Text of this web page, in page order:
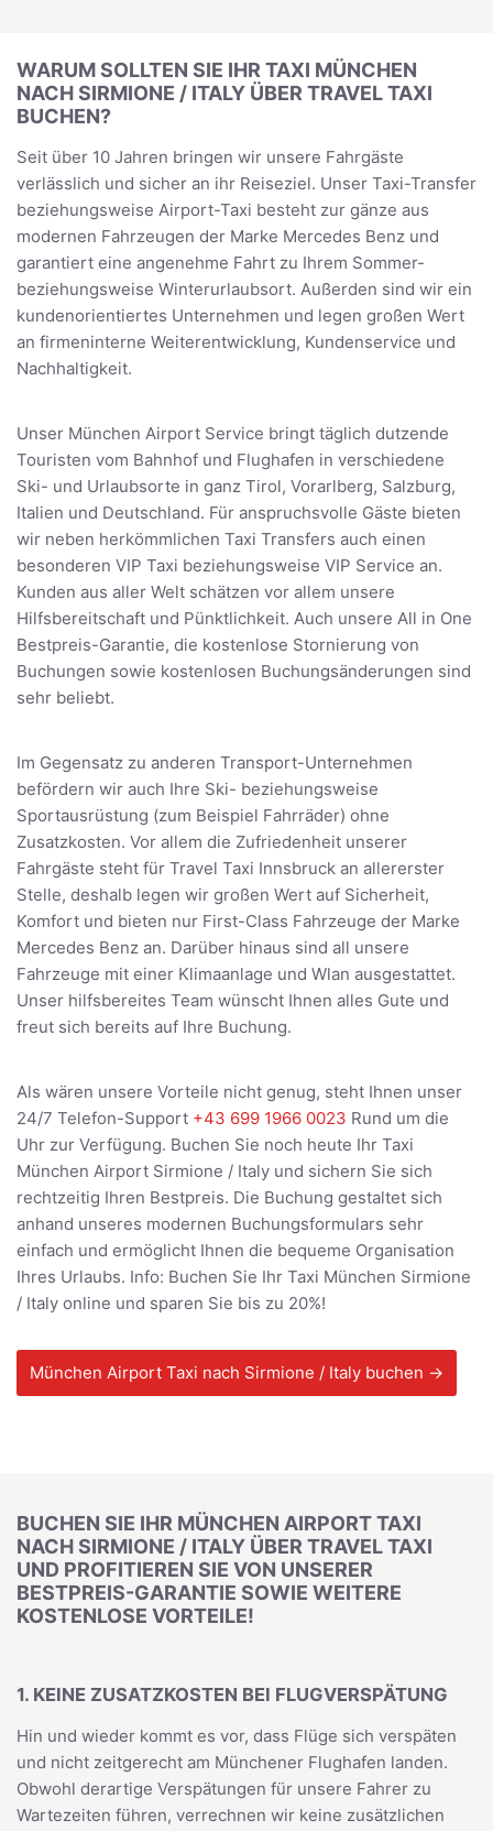
WARUM SOLLTEN SIE IHR TAXI MÜNCHEN
NACH SIRMIONE / ITALY ÜBER TRAVEL TAXI
BUCHEN?
Seit über 10 Jahren bringen wir unsere Fahrgäste
verlässlich und sicher an ihr Reiseziel. Unser Taxi-Transfer
beziehungsweise Airport-Taxi besteht zur gänze aus
modernen Fahrzeugen der Marke Mercedes Benz und
garantiert eine angenehme Fahrt zu Ihrem Sommer-
beziehungsweise Winterurlaubsort. Außerden sind wir ein
kundenorientiertes Unternehmen und legen großen Wert
an firmeninterne Weiterentwicklung, Kundenservice und
Nachhaltigkeit.
Unser München Airport Service bringt täglich dutzende
Touristen vom Bahnhof und Flughafen in verschiedene
Ski- und Urlaubsorte in ganz Tirol, Vorarlberg, Salzburg,
Italien und Deutschland. Für anspruchsvolle Gäste bieten
wir neben herkömmlichen Taxi Transfers auch einen
besonderen VIP Taxi beziehungsweise VIP Service an.
Kunden aus aller Welt schätzen vor allem unsere
Hilfsbereitschaft und Pünktlichkeit. Auch unsere All in One
Bestpreis-Garantie, die kostenlose Stornierung von
Buchungen sowie kostenlosen Buchungsänderungen sind
sehr beliebt.
Im Gegensatz zu anderen Transport-Unternehmen
befördern wir auch Ihre Ski- beziehungsweise
Sportausrüstung (zum Beispiel Fahrräder) ohne
Zusatzkosten. Vor allem die Zufriedenheit unserer
Fahrgäste steht für Travel Taxi Innsbruck an allererster
Stelle, deshalb legen wir großen Wert auf Sicherheit,
Komfort und bieten nur First-Class Fahrzeuge der Marke
Mercedes Benz an. Darüber hinaus sind all unsere
Fahrzeuge mit einer Klimaanlage und Wlan ausgestattet.
Unser hilfsbereites Team wünscht Ihnen alles Gute und
freut sich bereits auf Ihre Buchung.
Als wären unsere Vorteile nicht genug, steht Ihnen unser
24/7 Telefon-Support +43 699 1966 0023 Rund um die
Uhr zur Verfügung. Buchen Sie noch heute Ihr Taxi
München Airport Sirmione / Italy und sichern Sie sich
rechtzeitig Ihren Bestpreis. Die Buchung gestaltet sich
anhand unseres modernen Buchungsformulars sehr
einfach und ermöglicht Ihnen die bequeme Organisation
Ihres Urlaubs. Info: Buchen Sie Ihr Taxi München Sirmione
/ Italy online und sparen Sie bis zu 20%!
München Airport Taxi nach Sirmione / Italy buchen →
BUCHEN SIE IHR MÜNCHEN AIRPORT TAXI
NACH SIRMIONE / ITALY ÜBER TRAVEL TAXI
UND PROFITIEREN SIE VON UNSERER
BESTPREIS-GARANTIE SOWIE WEITERE
KOSTENLOSE VORTEILE!
1. KEINE ZUSATZKOSTEN BEI FLUGVERSPÄTUNG
Hin und wieder kommt es vor, dass Flüge sich verspäten
und nicht zeitgerecht am Münchener Flughafen landen.
Obwohl derartige Verspätungen für unsere Fahrer zu
Wartezeiten führen, verrechnen wir keine zusätzlichen